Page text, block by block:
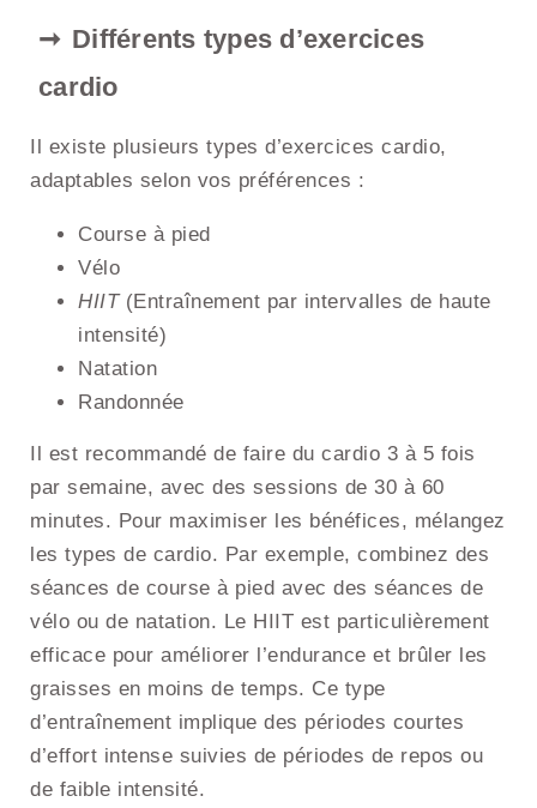
Différents types d’exercices
cardio
Il existe plusieurs types d’exercices cardio,
adaptables selon vos préférences :
Course à pied
Vélo
HIIT(Entraînement par intervalles de haute
intensité)
Natation
Randonnée
Il est recommandé de faire du cardio 3 à 5 fois
par semaine, avec des sessions de 30 à 60
minutes. Pour maximiser les bénéfices, mélangez
les types de cardio. Par exemple, combinez des
séances de course à pied avec des séances de
vélo ou de natation. Le HIIT est particulièrement
efficace pour améliorer l’endurance et brûler les
graisses en moins de temps. Ce type
d’entraînement implique des périodes courtes
d’effort intense suivies de périodes de repos ou
de faible intensité.